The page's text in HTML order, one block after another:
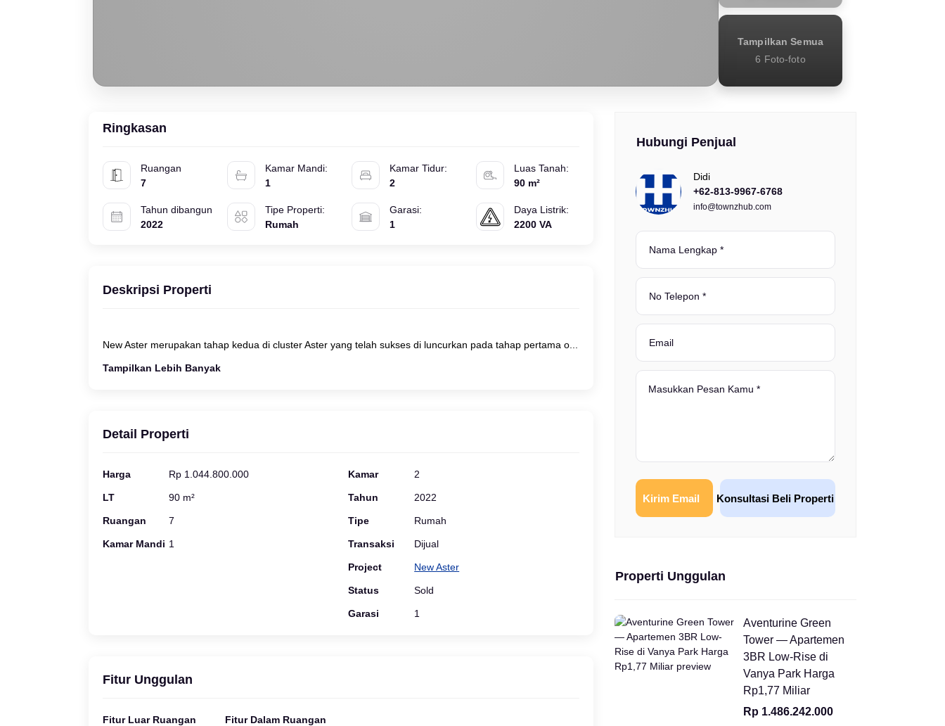
Tampilkan Semua
6 Foto-foto
Ringkasan
Ruangan
7
Tahun dibangun
2022
Kamar Mandi:
1
Tipe Properti:
Rumah
Kamar Tidur:
2
Garasi:
1
Luas Tanah:
90 m²
Daya Listrik:
2200 VA
Deskripsi Properti
Tampilkan Lebih Banyak
Detail Properti
Harga Rp 1.044.800.000
LT 90 m²
Ruangan 7
Kamar Mandi 1
Kamar 2
Tahun 2022
Tipe Rumah
Transaksi Dijual
Project New Aster
Status Sold
Garasi 1
Fitur Unggulan
Fitur Luar Ruangan Fitur Dalam Ruangan
Hubungi Penjual
Didi
+62-813-9967-6768
info@townzhub.com
Kirim Email Konsultasi Beli Properti
Properti Unggulan
Aventurine Green
Tower — Apartemen
3BR Low-Rise di
Vanya Park Harga
Rp1,77 Miliar
Rp 1.486.242.000